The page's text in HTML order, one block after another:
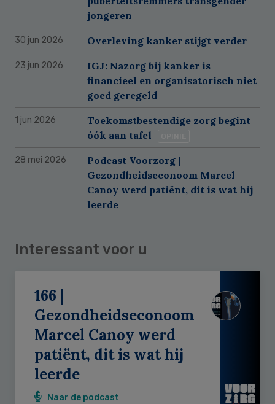
jongeren
30 jun 2026 Overleving kanker stijgt verder
23 jun 2026
IGJ: Nazorg bij kanker is
financieel en organisatorisch niet
goed geregeld
1 jun 2026
Toekomstbestendige zorg begint
óók aan tafel
28 mei 2026
Podcast Voorzorg |
Gezondheidseconoom Marcel
Canoy werd patiënt, dit is wat hij
leerde
Interessant voor u
166 |
Gezondheidseconoom
Marcel Canoy werd
patiënt, dit is wat hij
leerde
Naar de podcast